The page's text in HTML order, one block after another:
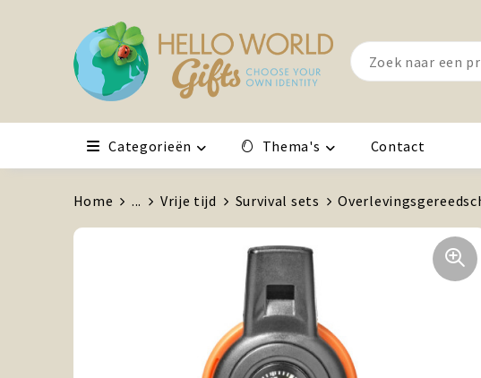
Categorieën Thema's Contact
Home ... Vrije tijd Survival sets